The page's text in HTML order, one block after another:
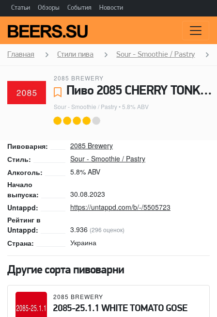
Статьи Обзоры События Новости
Главная Стили пива Sour - Smoothie / Pastry
2085 BREWERY
Пиво 2085 CHERRY TONKA PASTRY SOUR - 2085 Brewery
Sour - Smoothie / Pastry• 5.8% ABV
Пивоварня:
2085 Brewery
Стиль:
Sour - Smoothie / Pastry
Алкоголь:
5.8% ABV
Начало
выпуска:
30.08.2023
Untappd:
https://untappd.com/b/-/5505723
Рейтинг в
Untappd:
3.936 (296 оценок)
Страна: Украина
Другие сорта пивоварни
2085 BREWERY
2085-25.1.1 WHITE TOMATO GOSE